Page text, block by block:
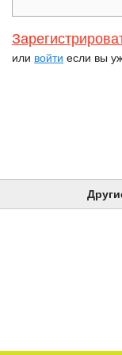
или войти если вы